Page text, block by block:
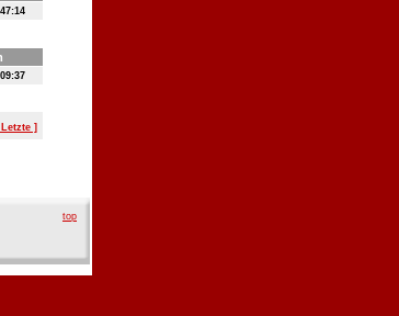
Letzte ]
top